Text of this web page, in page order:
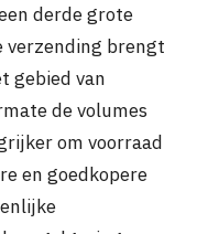
derde grote
verzending brengt
gebied van
de volumes
om voorraad
en goedkopere